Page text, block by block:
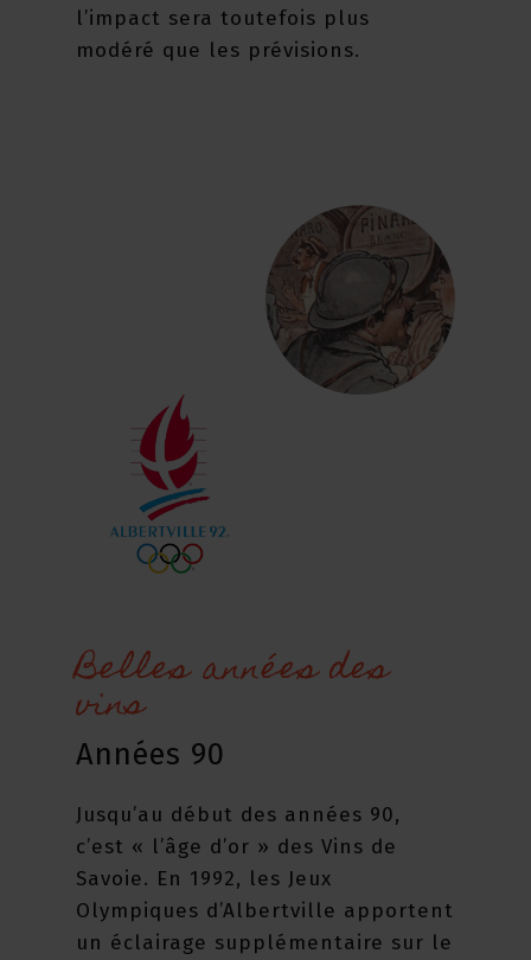
l’impact sera toutefois plus
modéré que les prévisions.
Belles années des
vins
Années 90
Jusqu’au début des années 90,
c’est « l’âge d’or » des Vins de
Savoie. En 1992, les Jeux
Olympiques d’Albertville apportent
un éclairage supplémentaire sur le